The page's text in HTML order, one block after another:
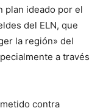
plan ideado por el
del ELN, que
la región» del
a través
contra